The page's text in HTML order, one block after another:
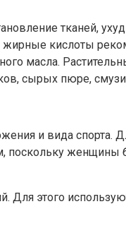
тканей,
кислоты
масла.
сырых пюре,
и вида спорта.
поскольку
Для этого